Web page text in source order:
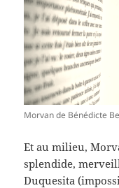
Morvan de Bénédicte
Et au milieu,
splendide,
Duquesita